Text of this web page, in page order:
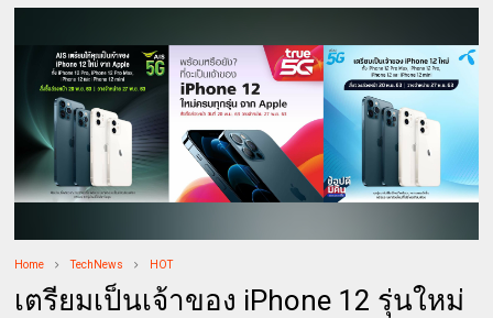
Home TechNews HOT
เตรียมเป็นเจ้าของ iPhone 12 รุ่นใหม่